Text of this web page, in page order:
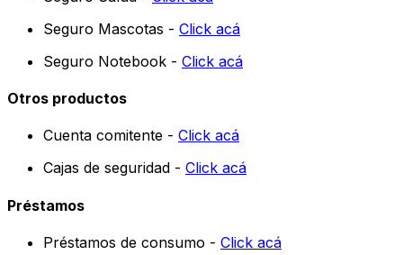
Seguro Mascotas - Click acá
Seguro Notebook - Click acá
Otros productos
Cuenta comitente - Click acá
Cajas de seguridad - Click acá
Préstamos
Préstamos de consumo - Click acá